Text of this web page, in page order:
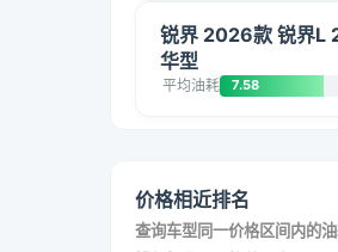
锐界 2026款 锐界L
华型
平均油耗 7.58
价格相近排名
查询车型同一价格区间内的